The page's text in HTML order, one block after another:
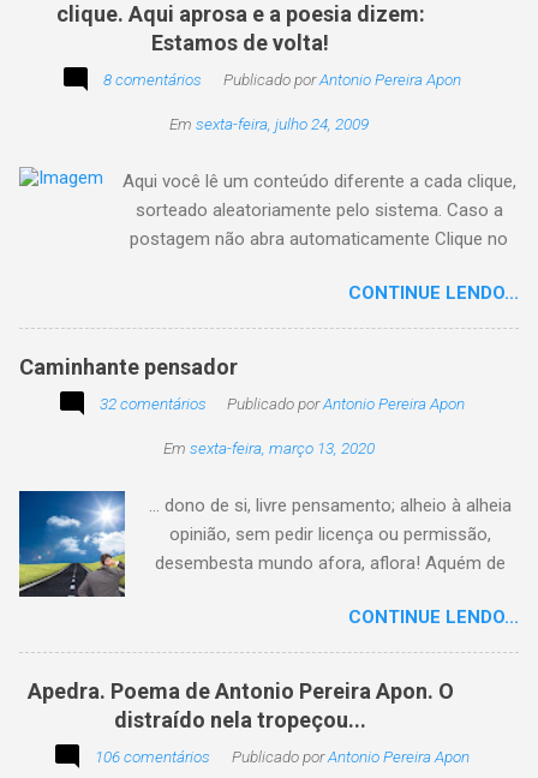
clique. Aqui aprosa e a poesia dizem:
Estamos de volta!
8 comentários Publicado porAntonio Pereira Apon
Em sexta-feira, julho 24, 2009
Aqui você lê um conteúdo diferente a cada clique,
sorteado aleatoriamente pelo sistema. Caso a
postagem não abra automaticamente Clique no
CONTINUE LENDO...
Caminhante pensador
32 comentários Publicado porAntonio Pereira Apon
Em sexta-feira, março 13, 2020
... dono de si, livre pensamento; alheio à alheia
opinião, sem pedir licença ou permissão,
desembesta mundo afora, aflora! Aquém de
sem pitaco, intromissão... Antonio Pereira
Apon. No blog Filosofando na vida , a
professora Lourdes nos convida a escrever
uma frase, verso,
poesia, pensamento, mensagem… Sobre uma
imagem postada a cada quinzena. Acima, a
CONTINUE LENDO...
Apedra. Poema de Antonio Pereira Apon. O
distraído nela tropeçou...
106 comentários Publicado porAntonio Pereira Apon